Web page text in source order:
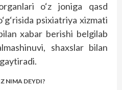
o‘z joniga qasd
psixiatriya xizmati
xabar berishi belgilab
shaxslar bilan
NIMA DEYDI?